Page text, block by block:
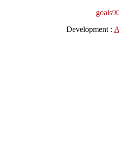
Development :